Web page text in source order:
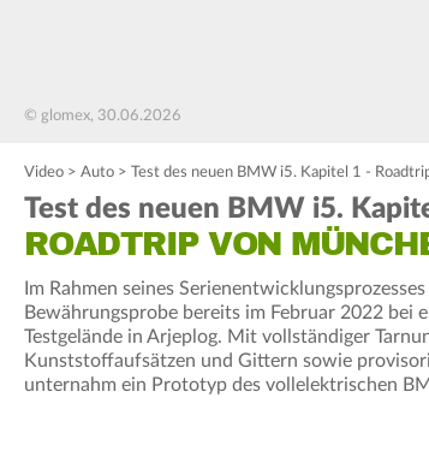
© glomex, 30.06.2026
Video > Auto > Test des neuen BMW i5. Kapitel 1 -
Test des neuen BMW i5.
ROADTRIP VON
Im Rahmen seines
Bewährungsprobe bereits im Februar 2022 bei
Testgelände in Arjeplog. Mit vollständiger
Kunststoffaufsätzen und Gittern sowie
unternahm ein Prototyp des vollelektrischen